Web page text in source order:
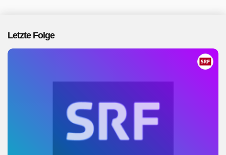
Letzte Folge